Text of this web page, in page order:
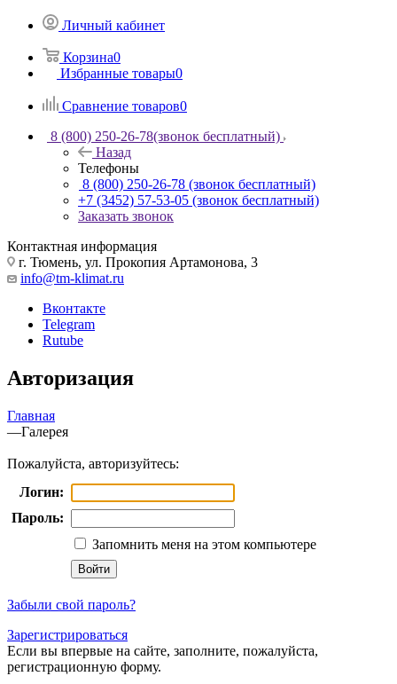
Личный кабинет
Корзина0
Избранные товары0
Сравнение товаров0
8 (800) 250-26-78(звонок бесплатный)
Назад
Телефоны
8 (800) 250-26-78 (звонок бесплатный)
+7 (3452) 57-53-05 (звонок бесплатный)
Заказать звонок
Контактная информация
г. Тюмень, ул. Прокопия Артамонова, 3
info@tm-klimat.ru
Вконтакте
Telegram
Rutube
Авторизация
Главная
—Галерея
Пожалуйста, авторизуйтесь:
Логин:
Пароль:
Запомнить меня на этом компьютере
Забыли свой пароль?
Зарегистрироваться
Если вы впервые на сайте, заполните, пожалуйста,
регистрационную форму.